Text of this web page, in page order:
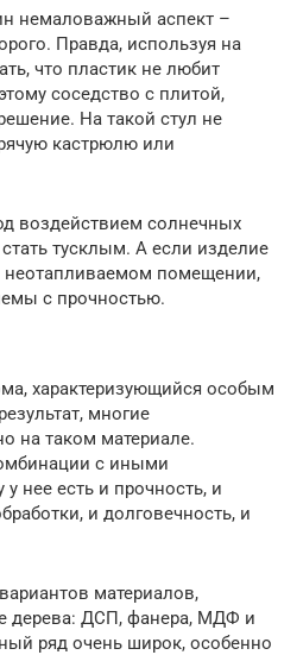
немаловажный аспект –
Правда, используя на
что пластик не любит
соседство с плитой,
На такой стул не
кастрюлю или
воздействием солнечных
тусклым. А если изделие
неотапливаемом помещении,
с прочностью.
характеризующийся особым
многие
на таком материале.
с иными
нее есть и прочность, и
и долговечность, и
материалов,
дерева: ДСП, фанера, МДФ и
ряд очень широк, особенно